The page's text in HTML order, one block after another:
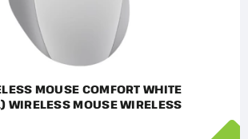
MOUSE COMFORT WHITE
MOUSE WIRELESS